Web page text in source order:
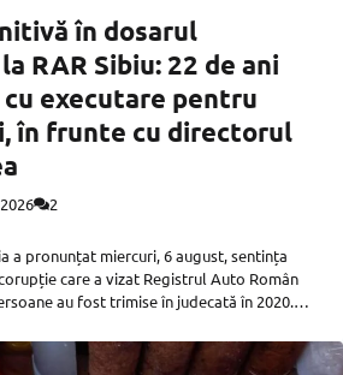
în dosarul
RAR Sibiu: 22 de ani
executare pentru
în frunte cu directorul
2
a pronunțat miercuri, 6 august, sentința
care a vizat Registrul Auto Român
au fost trimise în judecată în 2020.